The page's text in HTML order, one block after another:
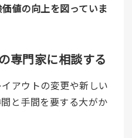
値の向上を図っていま
専門家に相談する
アウトの変更や新しい
と手間を要する大がか